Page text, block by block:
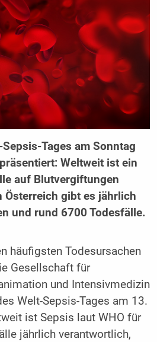
Tages am Sonntag
Weltweit ist ein
auf Blutvergiftungen
gibt es jährlich
und rund 6700 Todesfälle.
häufigsten Todesursachen
Gesellschaft für
und Intensivmedizin
Welt-Sepsis-Tages am 13.
ist Sepsis laut WHO für
jährlich verantwortlich,